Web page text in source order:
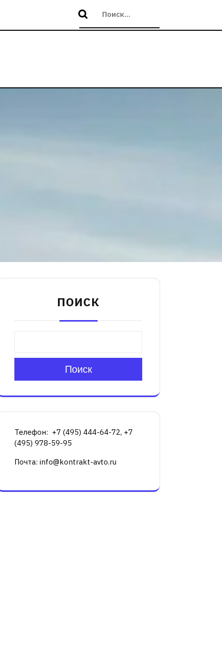
ПОИСК
Поиск
Телефон: +7 (495) 444-64-72, +7
(495) 978-59-95
Почта: info@kontrakt-avto.ru